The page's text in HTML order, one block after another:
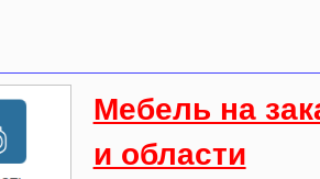
Мебель на
и области